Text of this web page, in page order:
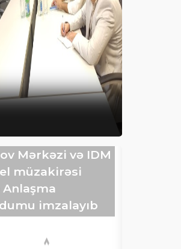
Mərkəzi və IDM
müzakirəsi
imzalayıb